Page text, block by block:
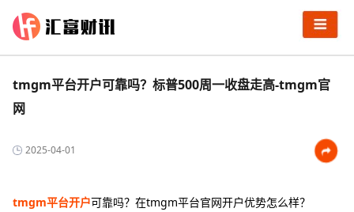
tmgm平台开户可靠吗？标普500周一收盘走高-tmgm官
网
2025-04-01
tmgm平台开户可靠吗？在tmgm平台官网开户优势怎么样？